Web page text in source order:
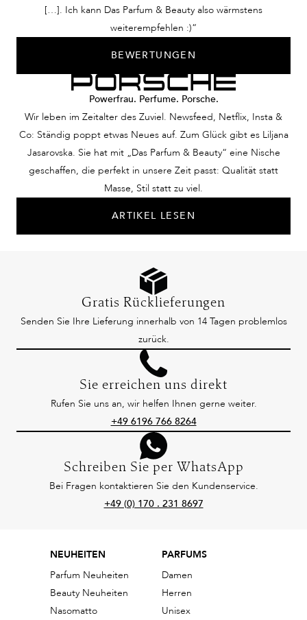
Damen lassen Sie diese
[…]. Ich kann Das Parfum & Beauty also wärmstens
weiterempfehlen :)“
BEWERTUNGEN
Powerfrau. Perfume. Porsche.
Wir leben im Zeitalter des Zuviel. Newsfeed, Netflix, Insta &
Co: Ständig poppt etwas Neues auf. Zum Glück gibt es Liljana
Jasarovska. Sie hat mit „Das Parfum & Beauty“ eine Nische
geschaffen, die perfekt in unsere Zeit passt: Qualität statt
Masse, Stil statt zu viel.
ARTIKEL LESEN
Gratis Rücklieferungen
Senden Sie Ihre Lieferung innerhalb von 14 Tagen problemlos
zurück.
Sie erreichen uns direkt
Rufen Sie uns an, wir helfen Ihnen gerne weiter.
+49 6196 766 8264
Schreiben Sie per WhatsApp
Bei Fragen kontaktieren Sie den Kundenservice.
+49 (0) 170 . 231 8697
NEUHEITEN
Parfum Neuheiten
Beauty Neuheiten
Nasomatto
PARFUMS
Damen
Herren
Unisex